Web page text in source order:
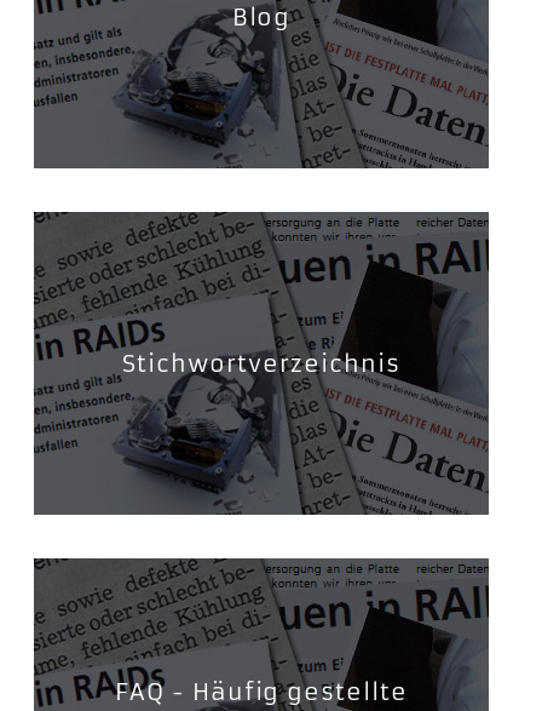
Blog
Stichwortverzeichnis
FAQ - Häufig gestellte